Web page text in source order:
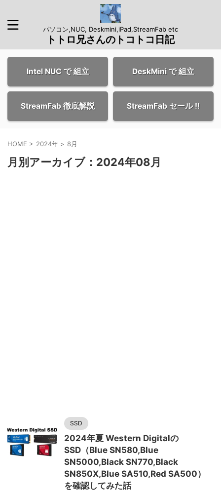
パソコン,NUC, Deskmini,iPad,StreamFab etc
トトロ兄さんのトコトコ日記
Intel NUC で 組立 DeskMini で 組立
StreamFab 徹底解説 StreamFab セール !!
HOME > 2024年 > 8月
月別アーカイブ：2024年08月
SSD
2024年夏 Western Digitalの
SSD（Blue SN580,Blue
SN5000,Black SN770,Black
SN850X,Blue SA510,Red SA500）
を確認してみた話